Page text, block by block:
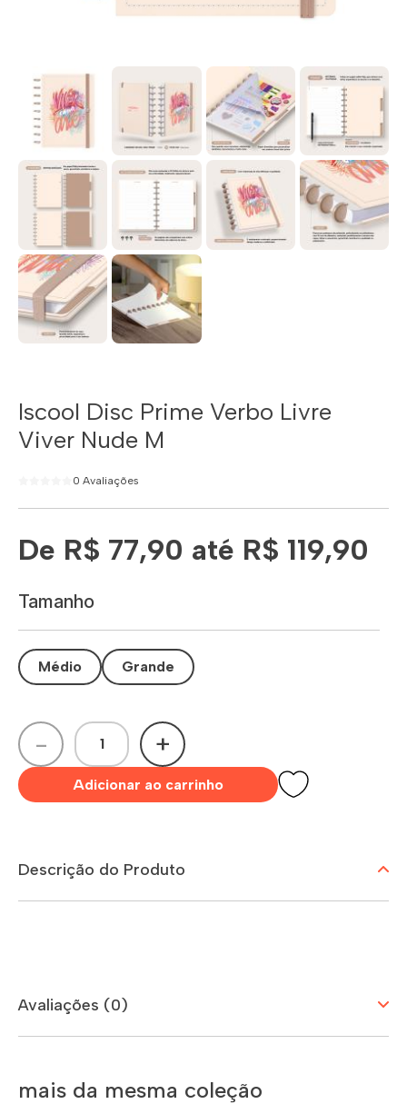
Iscool Disc Prime Verbo Livre
Viver Nude M
0 Avaliações
De R$ 77,90 até R$ 119,90
Tamanho
Médio Grande
- +
Adicionar ao carrinho
Descrição do Produto
Avaliações (0)
mais da mesma coleção